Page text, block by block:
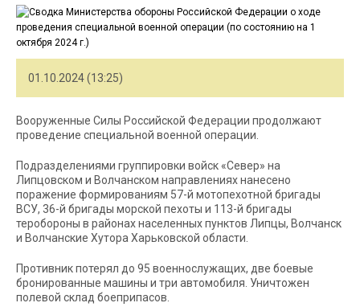
01.10.2024 (13:25)
Вооруженные Силы Российской Федерации продолжают
проведение специальной военной операции.
Подразделениями группировки войск «Север» на
Липцовском и Волчанском направлениях нанесено
поражение формированиям 57-й мотопехотной бригады
ВСУ, 36-й бригады морской пехоты и 113-й бригады
теробороны в районах населенных пунктов Липцы, Волчанск
и Волчанские Хутора Харьковской области.
Противник потерял до 95 военнослужащих, две боевые
бронированные машины и три автомобиля. Уничтожен
полевой склад боеприпасов.